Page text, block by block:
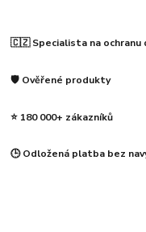
🇨🇿 Specialista na ochranu
🛡️ Ověřené produkty
⭐ 180 000+ zákazníků
🕒 Odložená platba bez